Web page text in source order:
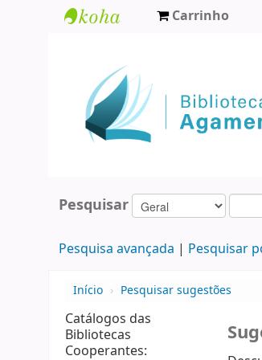
Agamenon
Magalhães
Carrinho
Pesquisar
Pesquisa avançada Pesquisar
Início › Pesquisar sugestões
Catálogos das
Bibliotecas
Cooperantes: